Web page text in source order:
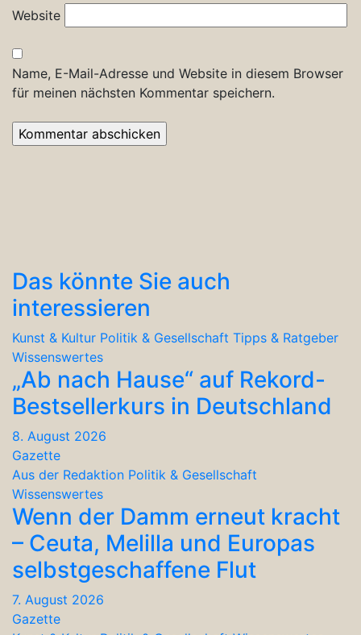
Website
Name, E-Mail-Adresse und Website in diesem Browser
für meinen nächsten Kommentar speichern.
Das könnte Sie auch
interessieren
Kunst & Kultur Politik & Gesellschaft Tipps & Ratgeber
Wissenswertes
„Ab nach Hause“ auf Rekord-
Bestsellerkurs in Deutschland
8. August 2026
Gazette
Aus der Redaktion Politik & Gesellschaft
Wissenswertes
Wenn der Damm erneut kracht
– Ceuta, Melilla und Europas
selbstgeschaffene Flut
7. August 2026
Gazette